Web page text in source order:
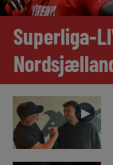
Superliga-
►